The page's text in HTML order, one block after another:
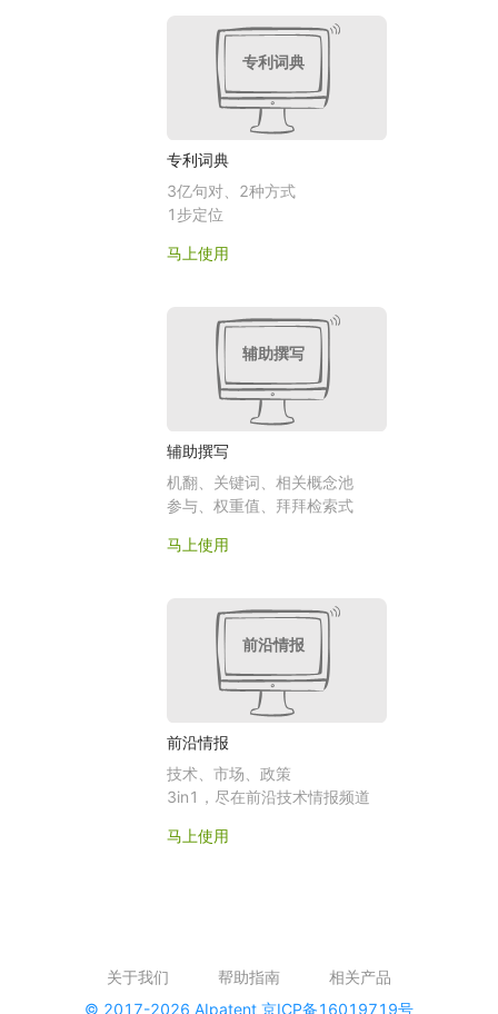
专利词典
专利词典
3亿句对、2种方式
1步定位
马上使用
辅助撰写
辅助撰写
机翻、关键词、相关概念池
参与、权重值、拜拜检索式
马上使用
前沿情报
前沿情报
技术、市场、政策
3in1，尽在前沿技术情报频道
马上使用
关于我们 帮助指南
相关产品
© 2017-2026 AIpatent 京ICP备16019719号